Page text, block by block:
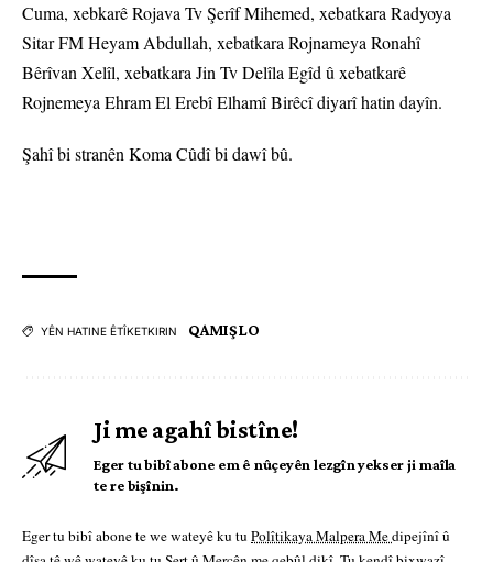
Cuma, xebkarê Rojava Tv Şerîf Mihemed, xebatkara Radyoya
Sitar FM Heyam Abdullah, xebatkara Rojnameya Ronahî
Bêrîvan Xelîl, xebatkara Jin Tv Delîla Egîd û xebatkarê
Rojnemeya Ehram El Erebî Elhamî Birêcî diyarî hatin dayîn.
Şahî bi stranên Koma Cûdî bi dawî bû.
YÊN HATINE ÊTÎKETKIRIN QAMIŞLO
Ji me agahî bistîne!
Eger tu bibî abone em ê nûçeyên lezgîn yekser ji maîla
te re bişînin.
Eger tu bibî abone te we wateyê ku tu Polîtikaya Malpera Medipejînî û